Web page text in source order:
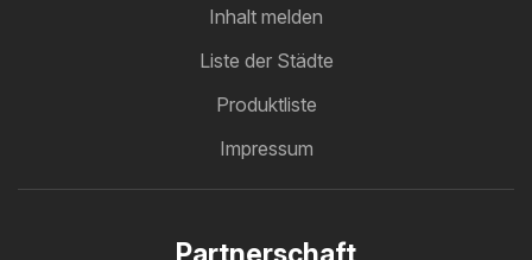
Inhalt melden
Liste der Städte
Produktliste
Impressum